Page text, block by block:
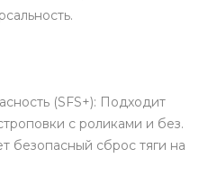
(SFS+): Подходит
с роликами и без.
безопасный сброс тяги на